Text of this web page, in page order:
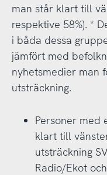
man står klart till
respektive 58%). *
i båda dessa
jämfört med
nyhetsmedier man
utsträckning.
Personer med
klart till
utsträckning
Radio/Ekot